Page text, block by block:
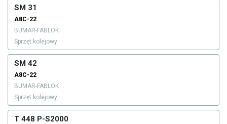
SM 31
A8C-22
BUMAR-FABLOK
Sprzęt kolejowy
SM 42
A8C-22
BUMAR-FABLOK
Sprzęt kolejowy
T 448 P-S2000